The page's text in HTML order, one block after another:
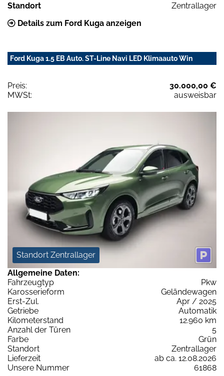
Standort
Zentrallager
Details zum Ford Kuga anzeigen
Ford Kuga 1.5 EB Auto. ST-Line Navi LED Klimaauto Win
Preis:
30.000,00 €
MWSt:
ausweisbar
Standort Zentrallager
Allgemeine Daten:
Fahrzeugtyp
Pkw
Karosserieform
Geländewagen
Erst-Zul.
Apr / 2025
Getriebe
Automatik
Kilometerstand
12.960 km
Anzahl der Türen
5
Farbe
Grün
Standort
Zentrallager
Lieferzeit
ab ca. 12.08.2026
Unsere Nummer
61868